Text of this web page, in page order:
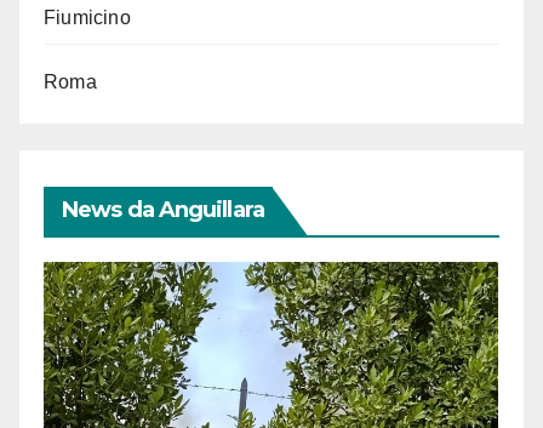
Fiumicino
Roma
News da Anguillara